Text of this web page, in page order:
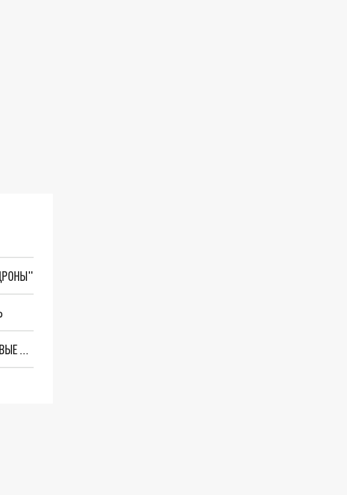
"ОЧЕНЬ ПЛОХИЕ НОВОСТИ": БОЛЬШАЯ ОШИБКА PALANTIR В РОССИИ. СТРАНЫ НАТО ВПЕРВЫЕ ЗА СВО ОСТАНОВИЛИ ПОСТАВКИ ОРУЖИЯ. ВСУ ТЕРЯЮТ ПРИГРАНИЧЬЕ?